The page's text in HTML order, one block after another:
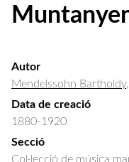
Autor
Mendelssohn Bartholdy,
Data de creació
1880-1920
Secció
Col·lecció de música